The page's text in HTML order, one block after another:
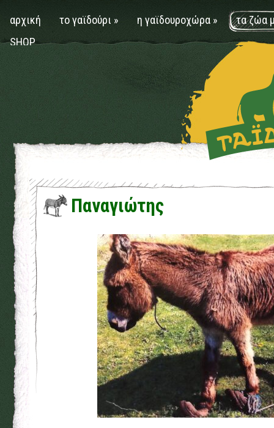
αρχική το γαϊδούρι » η γαϊδουροχώρα »
τα ζώα
SHOP
Παναγιώτης